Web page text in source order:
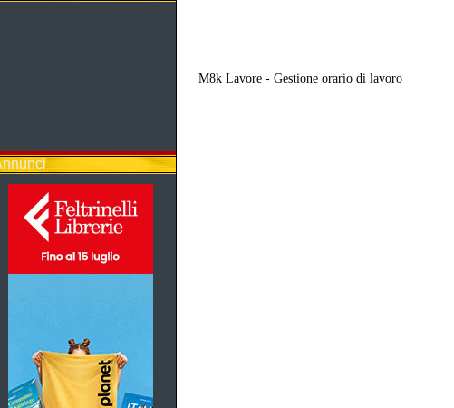
M8k Lavore - Gestione orario di lavoro